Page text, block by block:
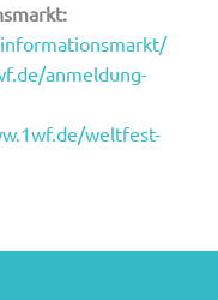
anmeldung-
weltfest-